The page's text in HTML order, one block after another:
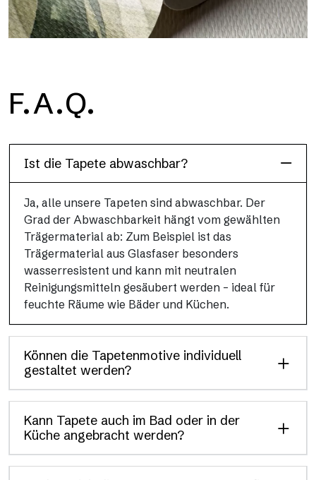
H2O ist die wasserdichte Glasfaser-Badezimmertapete, ideal
für Duschkabinen und feuchte Umgebungen, mit hoher
F.A.Q.
Ist die Tapete abwaschbar?
Ja, alle unsere Tapeten sind abwaschbar. Der
Grad der Abwaschbarkeit hängt vom gewählten
Trägermaterial ab: Zum Beispiel ist das
Trägermaterial aus Glasfaser besonders
wasserresistent und kann mit neutralen
Reinigungsmitteln gesäubert werden – ideal für
feuchte Räume wie Bäder und Küchen.
Können die Tapetenmotive individuell
gestaltet werden?
Kann Tapete auch im Bad oder in der
Küche angebracht werden?